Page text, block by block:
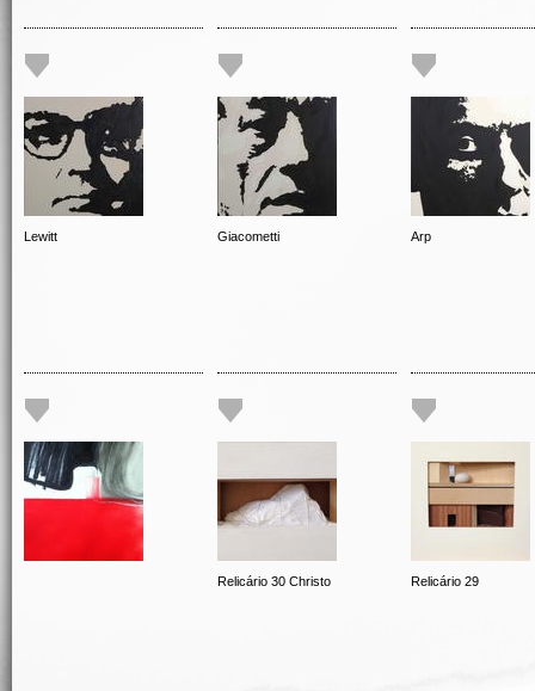
Lewitt Giacometti Arp
Relicário 30 Christo Relicário 29